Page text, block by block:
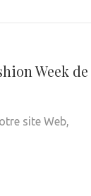
Week de
site Web,